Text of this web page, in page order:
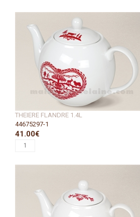
THEIERE FLANDRE 1.4L
44675297-1
41.00€